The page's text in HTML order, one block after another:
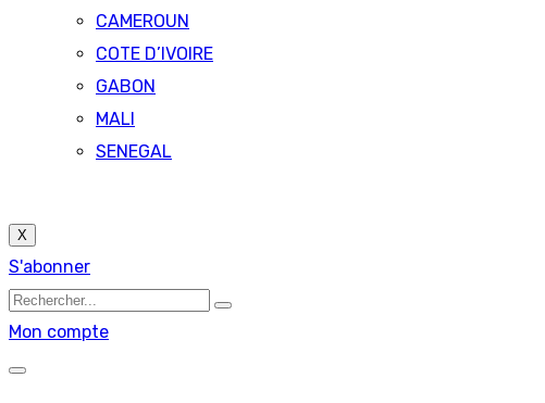
CAMEROUN
COTE D’IVOIRE
GABON
MALI
SENEGAL
X
S'abonner
Mon compte